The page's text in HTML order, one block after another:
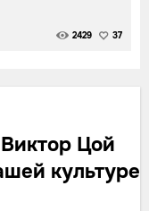
2429 37
Цой
культуре